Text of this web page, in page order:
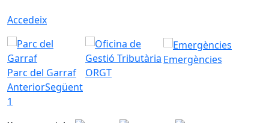
Accedeix
Parc del Garraf ORGT
Emergències
AnteriorSegüent
1